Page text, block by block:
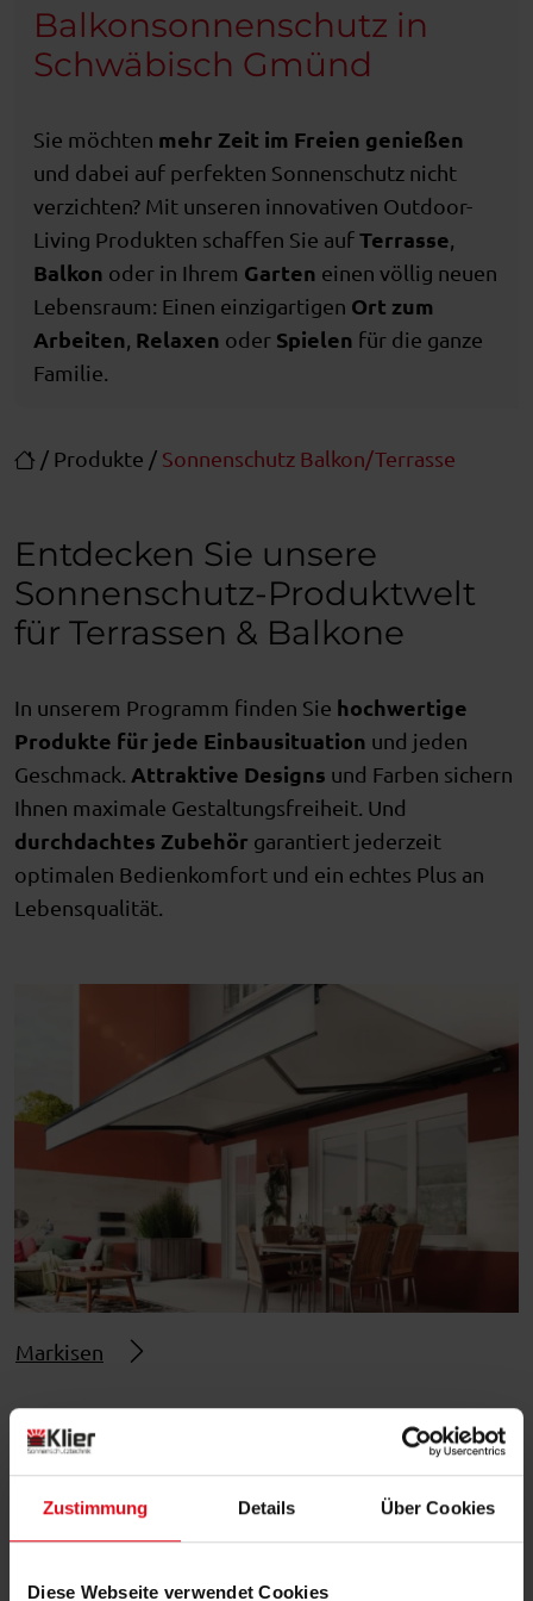
Zustimmung Details Über Cookies
Diese Webseite verwendet Cookies
/ Produkte / Sonnenschutz Balkon/Terrasse
Balkonsonnenschutz in
Schwäbisch Gmünd
Sie möchten mehr Zeit im Freien genießen
und dabei auf perfekten Sonnenschutz nicht
verzichten? Mit unseren innovativen Outdoor-
Living Produkten schaffen Sie aufTerrasse,
Balkon oder in Ihrem Garten einen völlig neuen
Lebensraum: Einen einzigartigen Ort zum
Arbeiten, Relaxen oder Spielen für die ganze
Familie.
Entdecken Sie unsere
Sonnenschutz-Produktwelt
für Terrassen & Balkone
In unserem Programm finden Sie hochwertige
Produkte für jede Einbausituation und jeden
Geschmack. Attraktive Designs und Farben sichern
Ihnen maximale Gestaltungsfreiheit. Und
durchdachtes Zubehör garantiert jederzeit
optimalen Bedienkomfort und ein echtes Plus an
Lebensqualität.
Markisen